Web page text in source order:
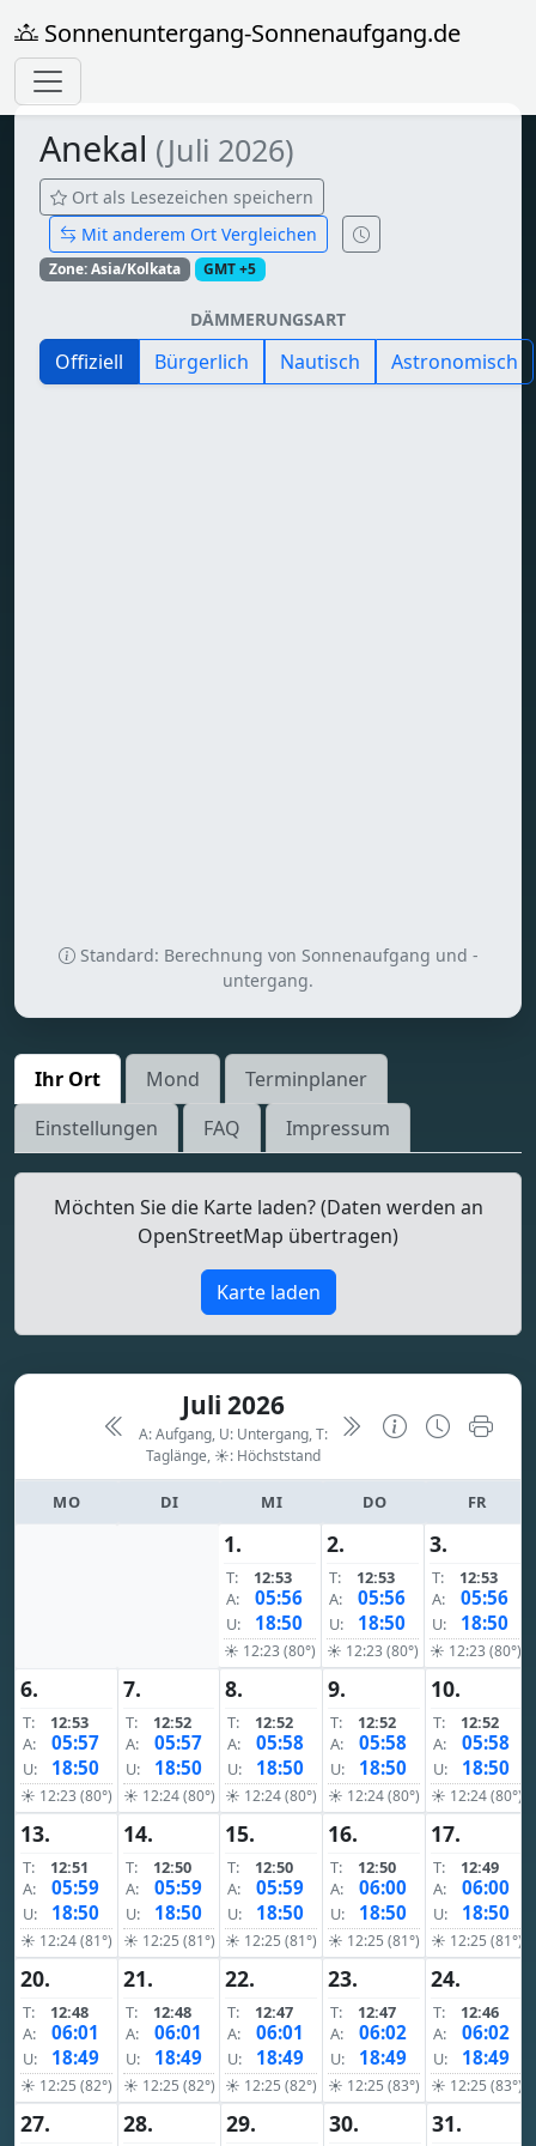
Sonnenuntergang-Sonnenaufgang.de
Anekal (Juli 2026)
Ort als Lesezeichen speichern
Mit anderem Ort Vergleichen
Zone: Asia/Kolkata GMT +5
DÄMMERUNGSART
Offiziell Bürgerlich Nautisch Astronomisch
Standard: Berechnung von Sonnenaufgang und -
untergang.
Ihr Ort Mond
Terminplaner
Einstellungen
FAQ Impressum
Möchten Sie die Karte laden? (Daten werden an
OpenStreetMap übertragen)
Karte laden
Juli 2026
A: Aufgang, U: Untergang, T:
Taglänge, ☀: Höchststand
MO DI MI DO FR
1.
T:
12:53
A:
05:56
U: 18:50
☀ 12:23 (80°)
2.
T:
12:53
A:
05:56
U: 18:50
☀ 12:23 (80°)
3.
T:
12:53
A:
05:56
U: 18:50
☀ 12:23 (80°)
6.
T:
12:53
A:
05:57
U: 18:50
☀ 12:23 (80°)
7.
T:
12:52
A:
05:57
U: 18:50
☀ 12:24 (80°)
8.
T:
12:52
A:
05:58
U: 18:50
☀ 12:24 (80°)
9.
T:
12:52
A:
05:58
U: 18:50
☀ 12:24 (80°)
10.
T:
12:52
A:
05:58
U: 18:50
☀ 12:24 (80°)
13.
T:
12:51
A:
05:59
U: 18:50
☀ 12:24 (81°)
14.
T:
12:50
A:
05:59
U: 18:50
☀ 12:25 (81°)
15.
T:
12:50
A:
05:59
U: 18:50
☀ 12:25 (81°)
16.
T:
12:50
A:
06:00
U: 18:50
☀ 12:25 (81°)
17.
T:
12:49
A:
06:00
U: 18:50
☀ 12:25 (81°)
20.
T:
12:48
A:
06:01
U: 18:49
☀ 12:25 (82°)
21.
T:
12:48
A:
06:01
U: 18:49
☀ 12:25 (82°)
22.
T:
12:47
A:
06:01
U: 18:49
☀ 12:25 (82°)
23.
T:
12:47
A:
06:02
U: 18:49
☀ 12:25 (83°)
24.
T:
12:46
A:
06:02
U: 18:49
☀ 12:25 (83°)
27. 28. 29. 30. 31.